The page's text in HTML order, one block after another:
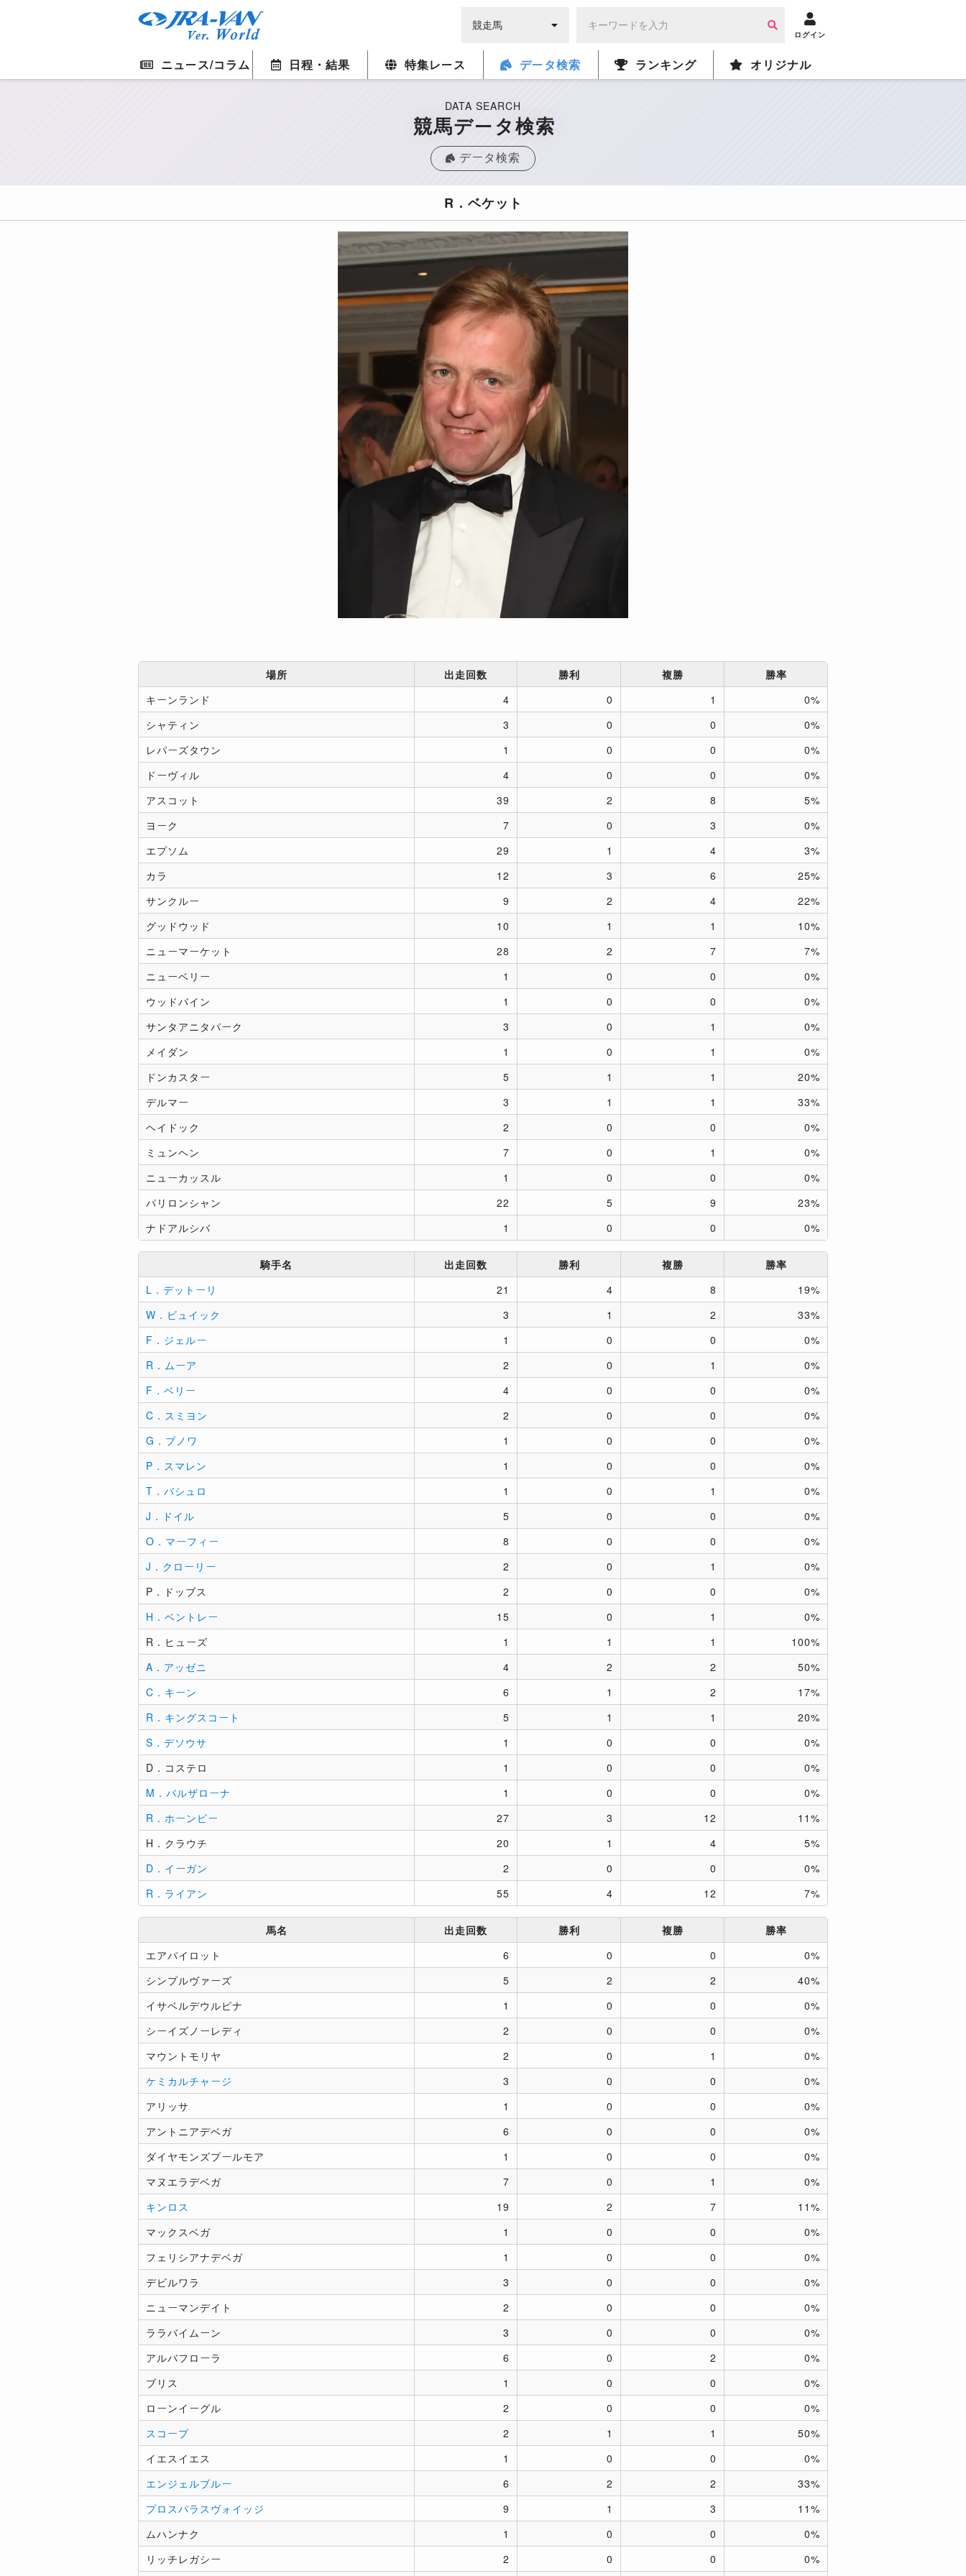
ログイン
ニュース/コラム 日程・結果 特集レース データ検索 ランキング オリジナル
DATA SEARCH
競馬データ検索
データ検索
R．ベケット
場所 出走回数 勝利 複勝
勝率
キーンランド
4 0 1
0%
シャティン
3 0 0
0%
レパーズタウン
1 0 0
0%
ドーヴィル
4 0 0
0%
アスコット
39 2 8
5%
ヨーク
7 0 3
0%
エプソム
29 1 4
3%
カラ
12 3 6
25%
サンクルー
9 2 4
22%
グッドウッド
10 1 1
10%
ニューマーケット
28 2 7
7%
ニューベリー
1 0 0
0%
ウッドバイン
1 0 0
0%
サンタアニタパーク
3 0 1
0%
メイダン
1 0 1
0%
ドンカスター
5 1 1
20%
デルマー
3 1 1
33%
ヘイドック
2 0 0
0%
ミュンヘン
7 0 1
0%
ニューカッスル
1 0 0
0%
パリロンシャン
22 5 9
23%
ナドアルシバ
1 0 0 0%
騎手名 出走回数 勝利 複勝
勝率
L．デットーリ
21 4 8
19%
W．ビュイック
3 1 2
33%
F．ジェルー
1 0 0
0%
R．ムーア
2 0 1
0%
F．ベリー
4 0 0
0%
C．スミヨン
2 0 0
0%
G．ブノワ
1 0 0
0%
P．スマレン
1 0 0
0%
T．バシュロ
1 0 1
0%
J．ドイル
5 0 0
0%
O．マーフィー
8 0 0
0%
J．クローリー
2 0 1
0%
P．ドッブス
2 0 0
0%
H．ベントレー
15 0 1
0%
R．ヒューズ
1 1 1
100%
A．アッゼニ
4 2 2
50%
C．キーン
6 1 2
17%
R．キングスコート
5 1 1
20%
S．デソウサ
1 0 0
0%
D．コステロ
1 0 0
0%
M．バルザローナ
1 0 0
0%
R．ホーンビー
27 3 12
11%
H．クラウチ
20 1 4
5%
D．イーガン
2 0 0
0%
R．ライアン
55 4 12 7%
馬名 出走回数 勝利 複勝
勝率
エアパイロット
6 0 0
0%
シンプルヴァーズ
5 2 2
40%
イサベルデウルビナ
1 0 0
0%
シーイズノーレディ
2 0 0
0%
マウントモリヤ
2 0 1
0%
ケミカルチャージ
3 0 0
0%
アリッサ
1 0 0
0%
アントニアデベガ
6 0 0
0%
ダイヤモンズプールモア
1 0 0
0%
マヌエラデベガ
7 0 1
0%
キンロス
19 2 7
11%
マックスベガ
1 0 0
0%
フェリシアナデベガ
1 0 0
0%
デビルワラ
3 0 0
0%
ニューマンデイト
2 0 0
0%
ララバイムーン
3 0 0
0%
アルバフローラ
6 0 2
0%
ブリス
1 0 0
0%
ローンイーグル
2 0 0
0%
スコープ
2 1 1
50%
イエスイエス
1 0 0
0%
エンジェルブルー
6 2 2
33%
プロスパラスヴォイッジ
9 1 3
11%
ムハンナク
1 0 0
0%
リッチレガシー
2 0 0 0%